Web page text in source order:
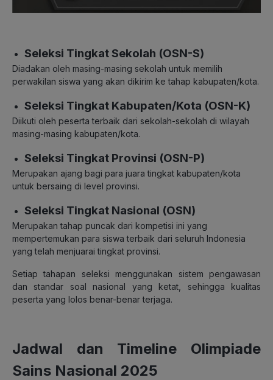
Seleksi Tingkat Sekolah (OSN-S)
Diadakan oleh masing-masing sekolah untuk memilih
perwakilan siswa yang akan dikirim ke tahap kabupaten/kota.
Seleksi Tingkat Kabupaten/Kota (OSN-K)
Diikuti oleh peserta terbaik dari sekolah-sekolah di wilayah
masing-masing kabupaten/kota.
Seleksi Tingkat Provinsi (OSN-P)
Merupakan ajang bagi para juara tingkat kabupaten/kota
untuk bersaing di level provinsi.
Seleksi Tingkat Nasional (OSN)
Merupakan tahap puncak dari kompetisi ini yang
mempertemukan para siswa terbaik dari seluruh Indonesia
yang telah menjuarai tingkat provinsi.
Setiap tahapan seleksi menggunakan sistem pengawasan
dan standar soal nasional yang ketat, sehingga kualitas
peserta yang lolos benar-benar terjaga.
Jadwal dan Timeline Olimpiade
Sains Nasional 2025